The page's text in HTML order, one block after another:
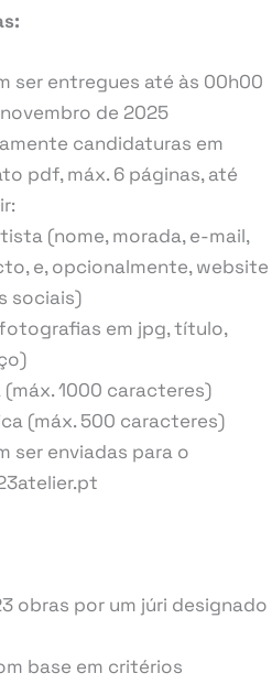
ser entregues até às 00h00
de 2025
candidaturas em
pdf, máx. 6 páginas, até
(nome, morada, e-mail,
e, opcionalmente, website
sociais)
em jpg, título,
1000 caracteres)
(máx. 500 caracteres)
ser enviadas para o
obras por um júri designado
base em critérios